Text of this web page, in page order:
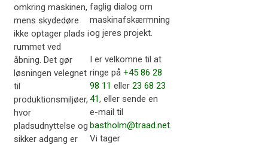
omkring maskinen,
mens skydedøre
ikke optager plads i
rummet ved
åbning. Det gør
løsningen velegnet
til
produktionsmiljøer,
hvor
pladsudnyttelse og
sikker adgang er
faglig dialog om
maskinafskærmning
og jeres projekt.
I er velkomne til at
ringe på+45 86 28
98 11 eller23 68 23
41, eller sende en
e-mail til
bastholm@traad.net.
Vi tager